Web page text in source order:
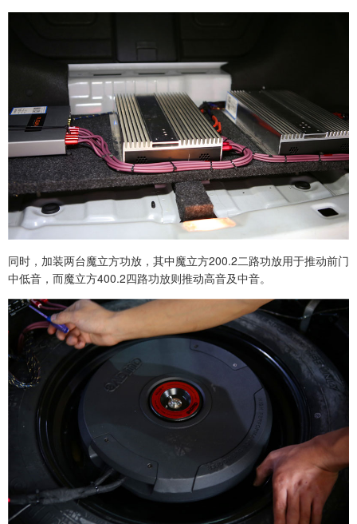
同时，加装两台魔立方功放，其中魔立方200.2二路功放用于推动前门
中低音，而魔立方400.2四路功放则推动高音及中音。